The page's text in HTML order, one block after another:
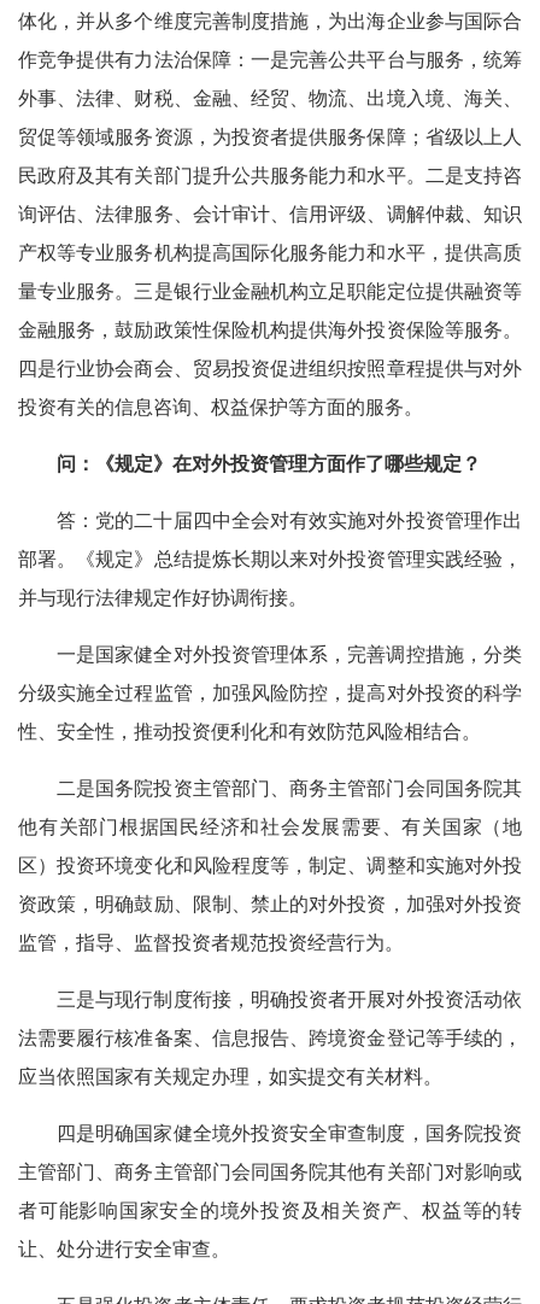
体化，并从多个维度完善制度措施，为出海企业参与国际合
作竞争提供有力法治保障：一是完善公共平台与服务，统筹
外事、法律、财税、金融、经贸、物流、出境入境、海关、
贸促等领域服务资源，为投资者提供服务保障；省级以上人
民政府及其有关部门提升公共服务能力和水平。二是支持咨
询评估、法律服务、会计审计、信用评级、调解仲裁、知识
产权等专业服务机构提高国际化服务能力和水平，提供高质
量专业服务。三是银行业金融机构立足职能定位提供融资等
金融服务，鼓励政策性保险机构提供海外投资保险等服务。
四是行业协会商会、贸易投资促进组织按照章程提供与对外
投资有关的信息咨询、权益保护等方面的服务。
问：《规定》在对外投资管理方面作了哪些规定？
答：党的二十届四中全会对有效实施对外投资管理作出
部署。《规定》总结提炼长期以来对外投资管理实践经验，
并与现行法律规定作好协调衔接。
一是国家健全对外投资管理体系，完善调控措施，分类
分级实施全过程监管，加强风险防控，提高对外投资的科学
性、安全性，推动投资便利化和有效防范风险相结合。
二是国务院投资主管部门、商务主管部门会同国务院其
他有关部门根据国民经济和社会发展需要、有关国家（地
区）投资环境变化和风险程度等，制定、调整和实施对外投
资政策，明确鼓励、限制、禁止的对外投资，加强对外投资
监管，指导、监督投资者规范投资经营行为。
三是与现行制度衔接，明确投资者开展对外投资活动依
法需要履行核准备案、信息报告、跨境资金登记等手续的，
应当依照国家有关规定办理，如实提交有关材料。
四是明确国家健全境外投资安全审查制度，国务院投资
主管部门、商务主管部门会同国务院其他有关部门对影响或
者可能影响国家安全的境外投资及相关资产、权益等的转
让、处分进行安全审查。